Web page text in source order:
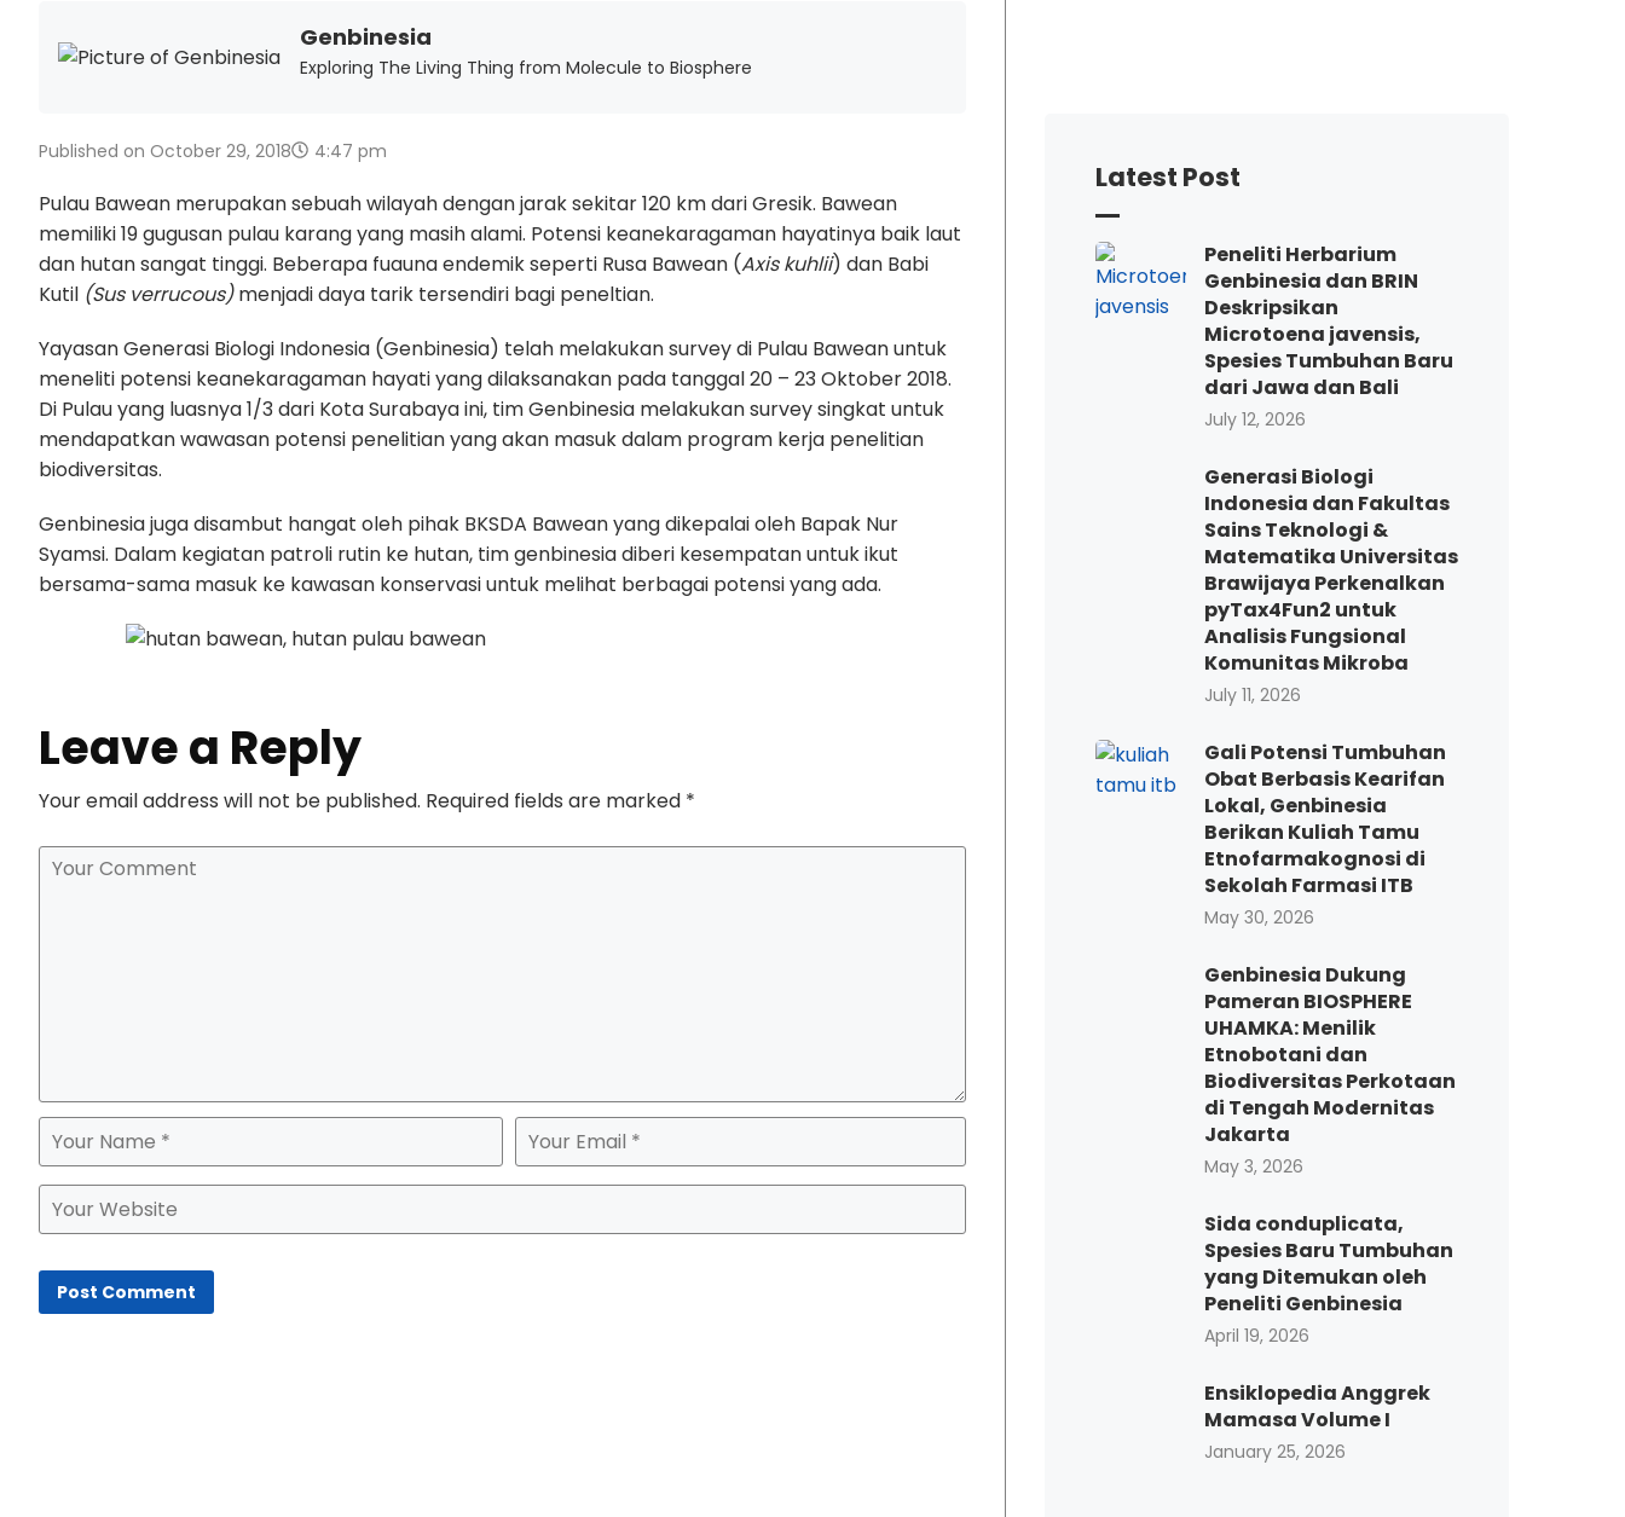
Genbinesia
Exploring The Living Thing from Molecule to Biosphere
Published on October 29, 2018 4:47 pm
Pulau Bawean merupakan sebuah wilayah dengan jarak sekitar 120 km dari Gresik. Bawean
memiliki 19 gugusan pulau karang yang masih alami. Potensi keanekaragaman hayatinya baik laut
dan hutan sangat tinggi. Beberapa fuauna endemik seperti Rusa Bawean (Axis kuhlii) dan Babi
Kutil (Sus verrucous)menjadi daya tarik tersendiri bagi peneltian.
Yayasan Generasi Biologi Indonesia (Genbinesia) telah melakukan survey di Pulau Bawean untuk
meneliti potensi keanekaragaman hayati yang dilaksanakan pada tanggal 20 – 23 Oktober 2018.
Di Pulau yang luasnya 1/3 dari Kota Surabaya ini, tim Genbinesia melakukan survey singkat untuk
mendapatkan wawasan potensi penelitian yang akan masuk dalam program kerja penelitian
biodiversitas.
Genbinesia juga disambut hangat oleh pihak BKSDA Bawean yang dikepalai oleh Bapak Nur
Syamsi. Dalam kegiatan patroli rutin ke hutan, tim genbinesia diberi kesempatan untuk ikut
bersama-sama masuk ke kawasan konservasi untuk melihat berbagai potensi yang ada.
Leave a Reply
Your email address will not be published. Required fields are marked *
Latest Post
Peneliti Herbarium
Genbinesia dan BRIN
Deskripsikan
Microtoena javensis,
Spesies Tumbuhan Baru
dari Jawa dan Bali
July 12, 2026
Generasi Biologi
Indonesia dan Fakultas
Sains Teknologi &
Matematika Universitas
Brawijaya Perkenalkan
pyTax4Fun2 untuk
Analisis Fungsional
Komunitas Mikroba
July 11, 2026
Gali Potensi Tumbuhan
Obat Berbasis Kearifan
Lokal, Genbinesia
Berikan Kuliah Tamu
Etnofarmakognosi di
Sekolah Farmasi ITB
May 30, 2026
Genbinesia Dukung
Pameran BIOSPHERE
UHAMKA: Menilik
Etnobotani dan
Biodiversitas Perkotaan
di Tengah Modernitas
Jakarta
May 3, 2026
Sida conduplicata,
Spesies Baru Tumbuhan
yang Ditemukan oleh
Peneliti Genbinesia
April 19, 2026
Ensiklopedia Anggrek
Mamasa Volume I
January 25, 2026